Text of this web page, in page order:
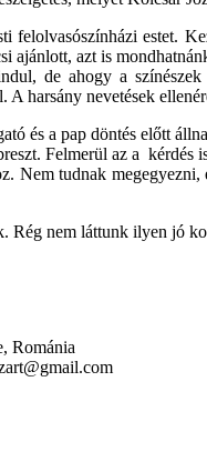
felolvasószínházi
ajánlott, azt is
de ahogy a
harsány nevetések
és a pap döntés előtt
Felmerül az a
Nem tudnak megegyezni,
Rég nem láttunk ilyen jó
Románia